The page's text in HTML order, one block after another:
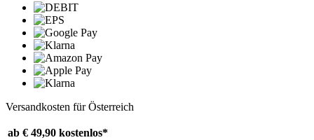
Versandkosten für Österreich
ab € 49,90 kostenlos*